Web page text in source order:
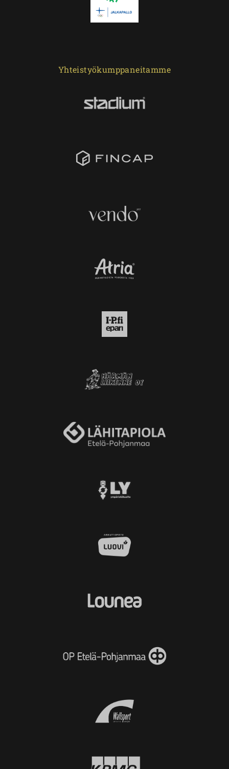
Yhteistyökumppaneitamme